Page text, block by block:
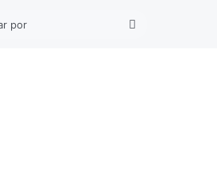
Procurar